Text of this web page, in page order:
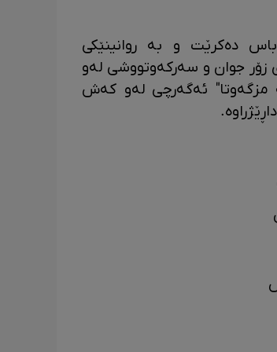
دەکرێت و بە روانینێکی
زۆر جوان و سەرکەوتووشی لەو
مزگەوتا" ئەگەرچی لەو کەش